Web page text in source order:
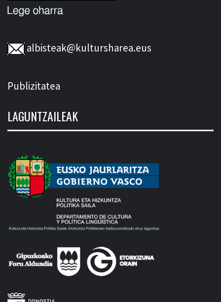
albisteak@kultursharea.eus
Publizitatea
LAGUNTZAILEAK